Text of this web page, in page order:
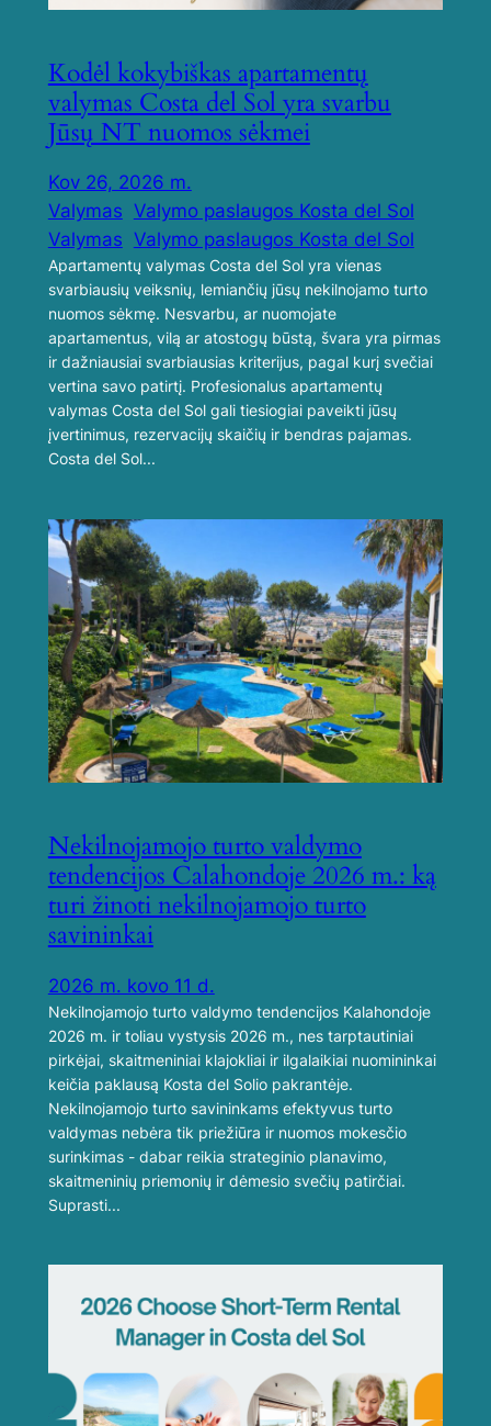
Kodėl kokybiškas apartamentų
valymas Costa del Sol yra svarbu
Jūsų NT nuomos sėkmei
Kov 26, 2026 m.
Valymas Valymo paslaugos Kosta del Sol
Valymas Valymo paslaugos Kosta del Sol
Apartamentų valymas Costa del Sol yra vienas
svarbiausių veiksnių, lemiančių jūsų nekilnojamo turto
nuomos sėkmę. Nesvarbu, ar nuomojate
apartamentus, vilą ar atostogų būstą, švara yra pirmas
ir dažniausiai svarbiausias kriterijus, pagal kurį svečiai
vertina savo patirtį. Profesionalus apartamentų
valymas Costa del Sol gali tiesiogiai paveikti jūsų
įvertinimus, rezervacijų skaičių ir bendras pajamas.
Costa del Sol...
Nekilnojamojo turto valdymo
tendencijos Calahondoje 2026 m.: ką
turi žinoti nekilnojamojo turto
savininkai
2026 m. kovo 11 d.
Nekilnojamojo turto valdymo tendencijos Kalahondoje
2026 m. ir toliau vystysis 2026 m., nes tarptautiniai
pirkėjai, skaitmeniniai klajokliai ir ilgalaikiai nuomininkai
keičia paklausą Kosta del Solio pakrantėje.
Nekilnojamojo turto savininkams efektyvus turto
valdymas nebėra tik priežiūra ir nuomos mokesčio
surinkimas - dabar reikia strateginio planavimo,
skaitmeninių priemonių ir dėmesio svečių patirčiai.
Suprasti...